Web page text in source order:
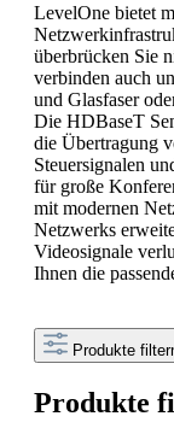
LevelOne bietet
überbrücken Sie
verbinden auch
und Glasfaser
Die HDBaseT
die Übertragung
Steuersignalen
für große
mit modernen
Netzwerks
Videosignale
Ihnen die
Produkte
Produkte